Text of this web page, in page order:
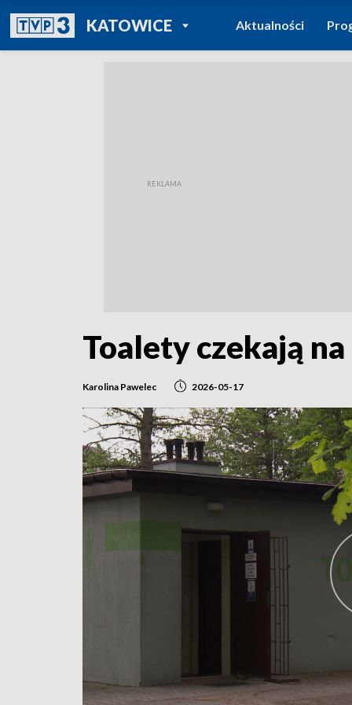
KATOWICEPOWRÓT DO
TVP REGIONY
Aktualności
Toalety czekają
Karolina Pawelec 2026-05-17